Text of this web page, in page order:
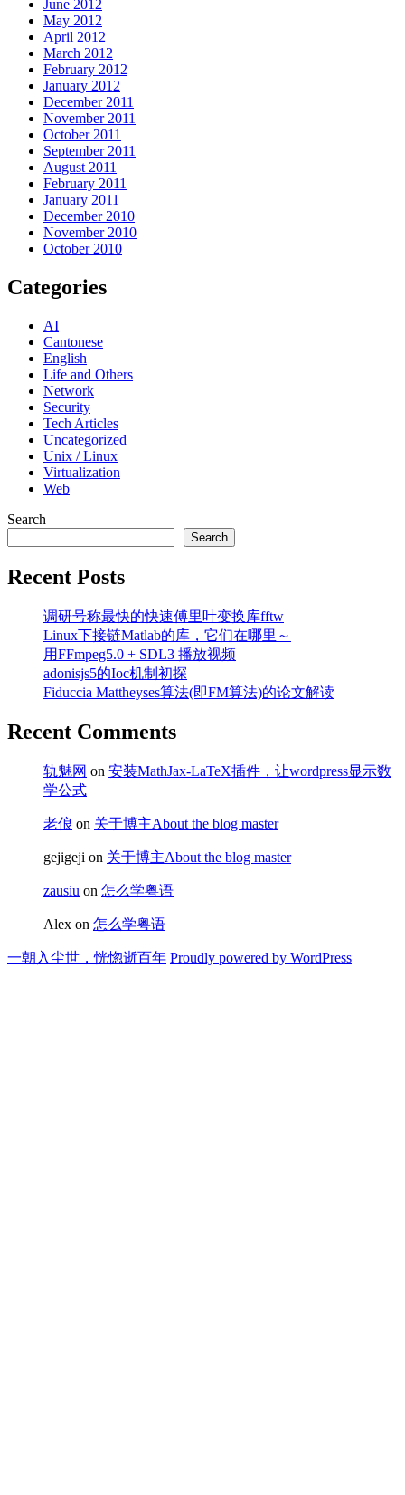
June 2012
May 2012
April 2012
March 2012
February 2012
January 2012
December 2011
November 2011
October 2011
September 2011
August 2011
February 2011
January 2011
December 2010
November 2010
October 2010
Categories
AI
Cantonese
English
Life and Others
Network
Security
Tech Articles
Uncategorized
Unix / Linux
Virtualization
Web
Search
Search
Recent Posts
调研号称最快的快速傅里叶变换库fftw
Linux下接链Matlab的库，它们在哪里～
用FFmpeg5.0 + SDL3 播放视频
adonisjs5的Ioc机制初探
Fiduccia Mattheyses算法(即FM算法)的论文解读
Recent Comments
轨魅网 on 安装MathJax-LaTeX插件，让wordpress显示数
学公式
老俍 on 关于博主About the blog master
gejigeji on 关于博主About the blog master
zausiu on 怎么学粤语
Alex on 怎么学粤语
一朝入尘世，恍惚逝百年 Proudly powered by WordPress